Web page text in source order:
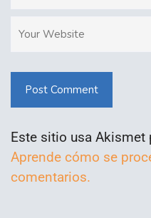
Post Comment
Este sitio usa Akismet
Aprende cómo se
comentarios.